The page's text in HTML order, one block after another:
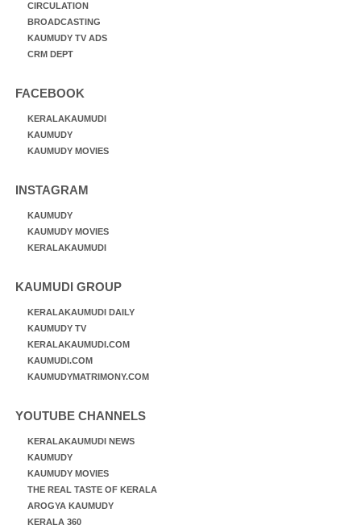
CIRCULATION
BROADCASTING
KAUMUDY TV ADS
CRM DEPT
FACEBOOK
KERALAKAUMUDI
KAUMUDY
KAUMUDY MOVIES
INSTAGRAM
KAUMUDY
KAUMUDY MOVIES
KERALAKAUMUDI
KAUMUDI GROUP
KERALAKAUMUDI DAILY
KAUMUDY TV
KERALAKAUMUDI.COM
KAUMUDI.COM
KAUMUDYMATRIMONY.COM
YOUTUBE CHANNELS
KERALAKAUMUDI NEWS
KAUMUDY
KAUMUDY MOVIES
THE REAL TASTE OF KERALA
AROGYA KAUMUDY
KERALA 360